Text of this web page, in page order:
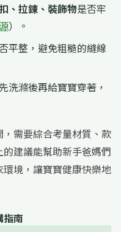
、拉鍊、裝飾物是否牢
）。
平整，避免粗糙的縫線
洗滌後再給寶寶穿著，
需要綜合考量材質、款
建議能幫助新手爸媽們
境，讓寶寶健康快樂地
指南